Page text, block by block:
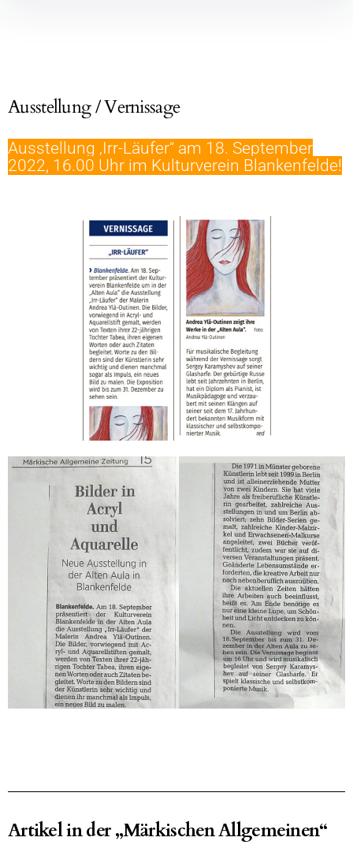
Ausstellung / Vernissage
Ausstellung ‚Irr-Läufer“ am 18. September
2022, 16.00 Uhr im Kulturverein Blankenfelde!
Artikel in der „Märkischen Allgemeinen“